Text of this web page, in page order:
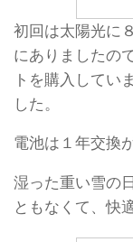
初回は太陽光に
にありましたの
トを購入してい
した。
電池は１年交換
湿った重い雪の
ともなくて、快